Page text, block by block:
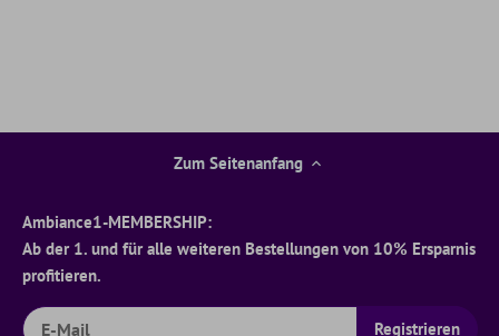
Zum Seitenanfang
Ambiance1-MEMBERSHIP:
Ab der 1. und für alle weiteren Bestellungen von 10% Ersparnis
profitieren.